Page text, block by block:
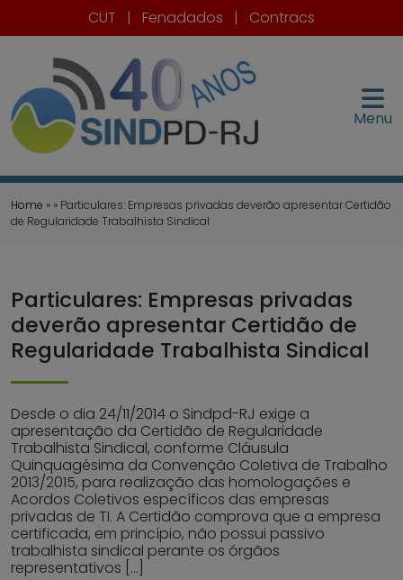
CUT | Fenadados | Contracs
Menu
Home » » Particulares: Empresas privadas deverão apresentar Certidão
de Regularidade Trabalhista Sindical
Particulares: Empresas privadas
deverão apresentar Certidão de
Regularidade Trabalhista Sindical
Desde o dia 24/11/2014 o Sindpd-RJ exige a
apresentação da Certidão de Regularidade
Trabalhista Sindical, conforme Cláusula
Quinquagésima da Convenção Coletiva de Trabalho
2013/2015, para realização das homologações e
Acordos Coletivos específicos das empresas
privadas de TI. A Certidão comprova que a empresa
certificada, em princípio, não possui passivo
trabalhista sindical perante os órgãos
representativos […]